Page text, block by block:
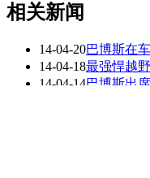
看赛车宝贝争奇斗
艳
相关新闻
14-04-20巴博斯在
14-04-18最强悍越
14-04-14巴博斯出